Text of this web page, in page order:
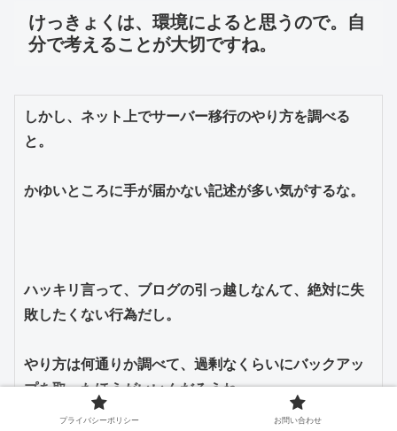
けっきょくは、環境によると思うので。自
分で考えることが大切ですね。
しかし、ネット上でサーバー移行のやり方を調べる
と。
かゆいところに手が届かない記述が多い気がするな。
ハッキリ言って、ブログの引っ越しなんて、絶対に失
敗したくない行為だし。
やり方は何通りか調べて、過剰なくらいにバックアッ
プを取ったほうがいいんだろうね。
プライバシーポリシー お問い合わせ